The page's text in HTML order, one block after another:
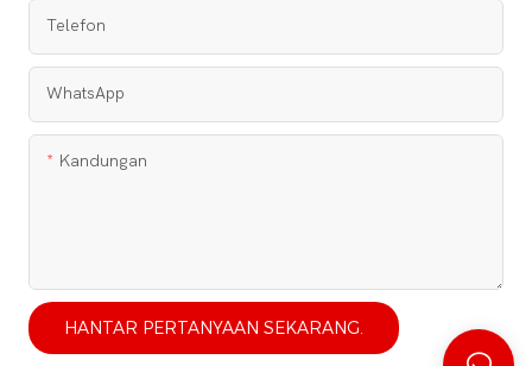
Telefon
WhatsApp
Kandungan
HANTAR PERTANYAAN SEKARANG.